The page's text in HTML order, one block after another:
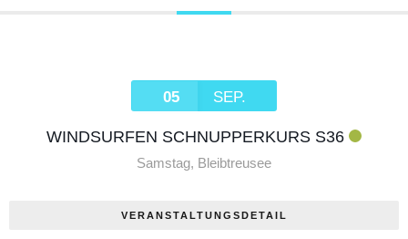
05 SEP.
WINDSURFEN SCHNUPPERKURS S36
Samstag, Bleibtreusee
VERANSTALTUNGSDETAIL